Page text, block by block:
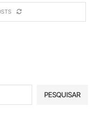
PESQUISAR